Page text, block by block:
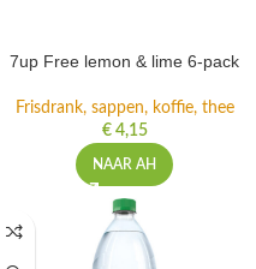
7up Free lemon & lime 6-pack
Frisdrank, sappen, koffie, thee
€4,15
NAAR AH